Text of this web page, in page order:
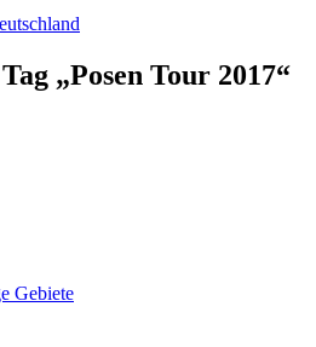
„Posen Tour 2017“
Gebiete